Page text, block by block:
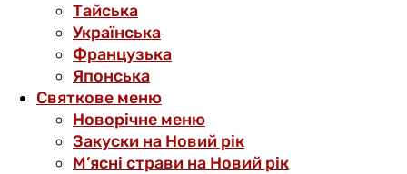
Тайська
Українська
Французька
Японська
Святкове меню
Новорічне меню
Закуски на Новий рік
М’ясні страви на Новий рік